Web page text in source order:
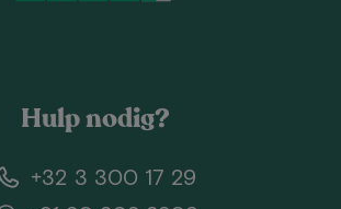
Hulp nodig?
+32 3 300 17 29